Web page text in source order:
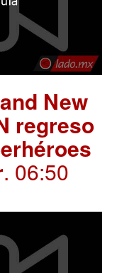
New
regreso
. 06:50